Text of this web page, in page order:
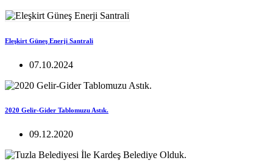
Eleşkirt Güneş Enerji Santrali
07.10.2024
2020 Gelir-Gider Tablomuzu Astık.
09.12.2020